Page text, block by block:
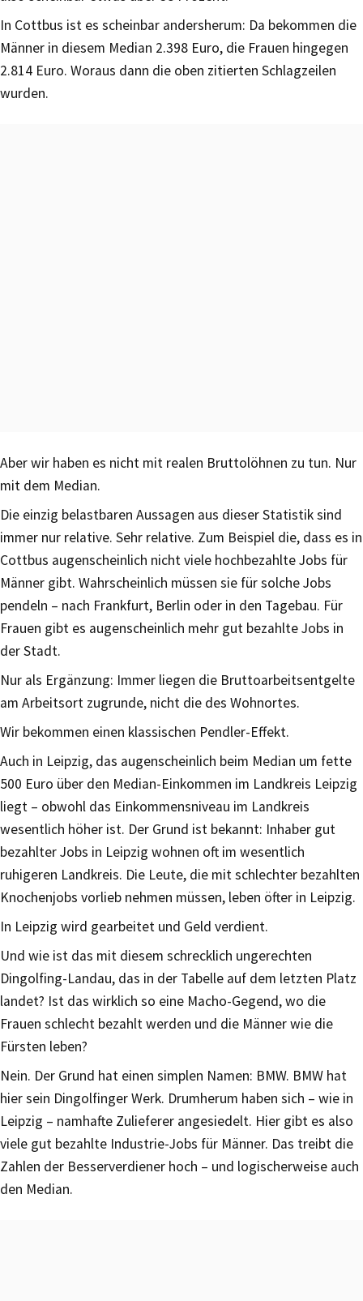
In Cottbus ist es scheinbar andersherum: Da bekommen die
Männer in diesem Median 2.398 Euro, die Frauen hingegen
2.814 Euro. Woraus dann die oben zitierten Schlagzeilen
wurden.
Aber wir haben es nicht mit realen Bruttolöhnen zu tun. Nur
mit dem Median.
Die einzig belastbaren Aussagen aus dieser Statistik sind
immer nur relative. Sehr relative. Zum Beispiel die, dass es in
Cottbus augenscheinlich nicht viele hochbezahlte Jobs für
Männer gibt. Wahrscheinlich müssen sie für solche Jobs
pendeln – nach Frankfurt, Berlin oder in den Tagebau. Für
Frauen gibt es augenscheinlich mehr gut bezahlte Jobs in
der Stadt.
Nur als Ergänzung: Immer liegen die Bruttoarbeitsentgelte
am Arbeitsort zugrunde, nicht die des Wohnortes.
Wir bekommen einen klassischen Pendler-Effekt.
Auch in Leipzig, das augenscheinlich beim Median um fette
500 Euro über den Median-Einkommen im Landkreis Leipzig
liegt – obwohl das Einkommensniveau im Landkreis
wesentlich höher ist. Der Grund ist bekannt: Inhaber gut
bezahlter Jobs in Leipzig wohnen oft im wesentlich
ruhigeren Landkreis. Die Leute, die mit schlechter bezahlten
Knochenjobs vorlieb nehmen müssen, leben öfter in Leipzig.
In Leipzig wird gearbeitet und Geld verdient.
Und wie ist das mit diesem schrecklich ungerechten
Dingolfing-Landau, das in der Tabelle auf dem letzten Platz
landet? Ist das wirklich so eine Macho-Gegend, wo die
Frauen schlecht bezahlt werden und die Männer wie die
Fürsten leben?
Nein. Der Grund hat einen simplen Namen: BMW. BMW hat
hier sein Dingolfinger Werk. Drumherum haben sich – wie in
Leipzig – namhafte Zulieferer angesiedelt. Hier gibt es also
viele gut bezahlte Industrie-Jobs für Männer. Das treibt die
Zahlen der Besserverdiener hoch – und logischerweise auch
den Median.